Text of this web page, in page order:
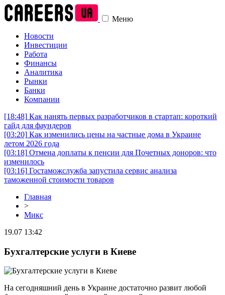
Меню
Новости
Инвестиции
Работа
Финансы
Аналитика
Рынки
Банки
Компании
[18:48] Как нанять первых разработчиков в стартап: короткий
гайд для фаундеров
[03:20] Как изменились цены на частные дома в Украине
летом 2026 года
[03:18] Отмена доплаты к пенсии для Почетных доноров: что
изменилось
[03:16] Гостаможслужба запустила сервис анализа
таможенной стоимости товаров
Главная
>
Микс
19.07 13:42
Бухгалтерские услуги в Киеве
На сегодняшний день в Украине достаточно развит любой